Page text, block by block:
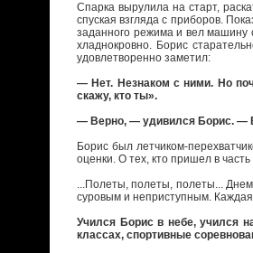
Спарка вырулила на старт,
спуская взгляда с приборов.
заданного режима и вел машину
хладнокровно. Борис
удовлетворенно заметил:
— Нет. Незнаком с ними. Но
скажу, кто ты».
— Верно, — удивился Борис. —
Борис был летчиком-
оценки. О тех, кто пришел в
...Полеты, полеты, полеты... Днем
суровым и неприступным. Каждая
Учился Борис в небе, учился
классах, спортивные